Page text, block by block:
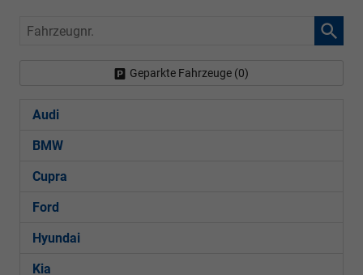
Fahrzeugnr.
Geparkte Fahrzeuge (0)
Audi
BMW
Cupra
Ford
Hyundai
Kia